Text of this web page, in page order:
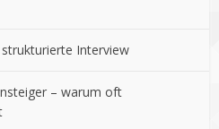
Interview
– warum oft